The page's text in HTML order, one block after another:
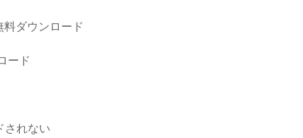
ダウンロード
ード
されない